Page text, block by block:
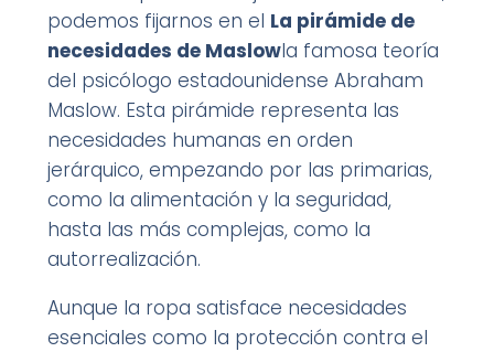
podemos fijarnos en el La pirámide de
necesidades de Maslowla famosa teoría
del psicólogo estadounidense Abraham
Maslow. Esta pirámide representa las
necesidades humanas en orden
jerárquico, empezando por las primarias,
como la alimentación y la seguridad,
hasta las más complejas, como la
autorrealización.
Aunque la ropa satisface necesidades
esenciales como la protección contra el